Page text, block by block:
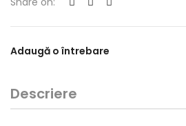
Adaugă o întrebare
Descriere